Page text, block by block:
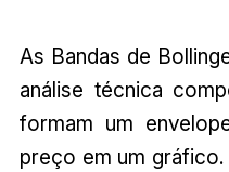
As Bandas de
análise técnica
formam um
preço em um